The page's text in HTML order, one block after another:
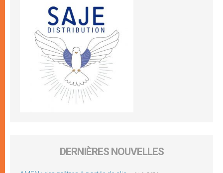
DERNIÈRES NOUVELLES